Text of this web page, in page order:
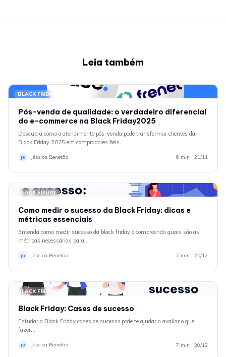
Leia também
BLACK FRIDAY
Pós-venda de qualidade: o verdadeiro diferencial
do e-commerce na Black Friday2025
Descubra como o atendimento pós-venda pode transformar clientes da
Black Friday 2025 em compradores fiéis…
JB Jéssica Benetão 6 min · 21/11
BLACK FRIDAY
Como medir o sucesso da Black Friday: dicas e
métricas essenciais
Entenda como medir sucesso da black friday e compreenda quais são as
métricas necessárias para…
JB Jéssica Benetão 7 min · 25/12
BLACK FRIDAY
Black Friday: Cases de sucesso
Estudar a Black Friday cases de sucesso pode te ajudar a avaliar o que
fazer…
JB Jéssica Benetão 7 min · 20/12